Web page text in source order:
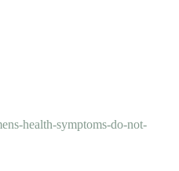
health-symptoms-do-not-